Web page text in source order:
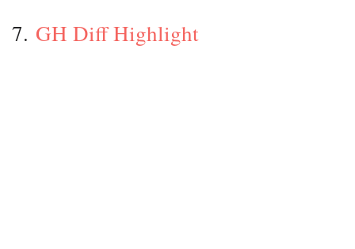
7. GH Diff Highlight